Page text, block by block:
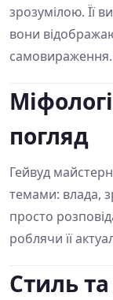
зрозумілою. Її
вони
самовираження.
погляд
Гейвуд
темами: влада,
просто
роблячи її
Стиль